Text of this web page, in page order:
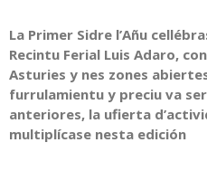
La Primer Sidre l’Añu
Recintu Ferial Luis Adaro,
Asturies y nes zones
furrulamientu y preciu va ser
anteriores, la ufierta
multiplícase nesta edición